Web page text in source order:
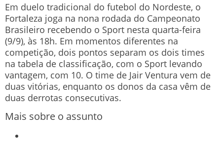
Em duelo tradicional do futebol do Nordeste, o
Fortaleza joga na nona rodada do Campeonato
Brasileiro recebendo o Sport nesta quarta-feira
(9/9), às 18h. Em momentos diferentes na
competição, dois pontos separam os dois times
na tabela de classificação, com o Sport levando
vantagem, com 10. O time de Jair Ventura vem de
duas vitórias, enquanto os donos da casa vêm de
duas derrotas consecutivas.
Mais sobre o assunto